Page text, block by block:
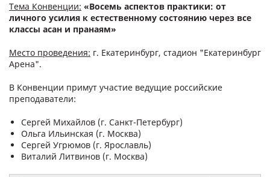
Тема Конвенции: «Восемь аспектов практики: от
личного усилия к естественному состоянию через все
классы асан и пранаям»
Место проведения: г. Екатеринбург, стадион "Екатеринбург
Арена".
В Конвенции примут участие ведущие российские
преподаватели:
Сергей Михайлов (г. Санкт-Петербург)
Ольга Ильинская (г. Москва)
Сергей Угрюмов (г. Ярославль)
Виталий Литвинов (г. Москва)